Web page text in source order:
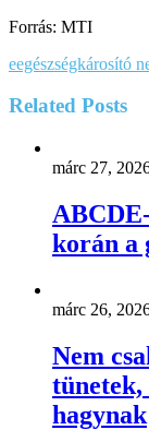
Forrás: MTI
eegészségkárosító
Related Posts
márc 27,
korán a
márc 26,
Nem
hagynak